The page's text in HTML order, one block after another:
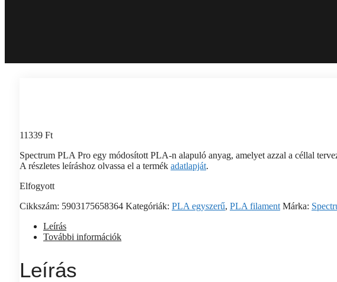
11339 Ft
Spectrum PLA Pro egy módosított PLA-n alapuló anyag, amelyet azzal a céllal
A részletes leíráshoz olvassa el a termék adatlapját.
Elfogyott
Cikkszám: 5903175658364 Kategóriák: PLA egyszerű, PLA filament Márka:
Leírás
További információk
Leírás